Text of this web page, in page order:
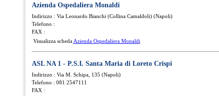
Azienda Ospedaliera Monaldi
Indirizzo : Via Leonardo Bianchi (Collina Camaldoli) (Napoli)
Telefono :
FAX :
Visualizza scheda Azienda Ospedaliera Monaldi
ASL NA 1 - P.S.I. Santa Maria di Loreto Crispi
Indirizzo : Via M. Schipa, 135 (Napoli)
Telefono : 081 2547111
FAX :